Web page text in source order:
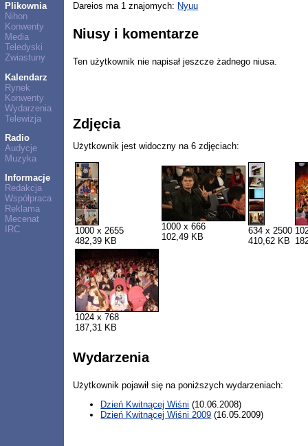
Plikownia
Nihon
Konwenty
Media
Teledyski
Zwiastuny
Kalendarz
Rynek
Konwenty
Wydarzenia
Telewizja
Radio
Audycje
Muzyka
Informacje
Redakcja
Współpraca
Reklama
Mecenat
IRC
Dareios ma 1 znajomych: Nyuu
Niusy i komentarze
Ten użytkownik nie napisał jeszcze żadnego niusa.
Zdjęcia
Użytkownik jest widoczny na 6 zdjęciach:
1000 x 2655
482,39 KB
1000 x 666
102,49 KB
634 x 2500
410,62 KB
1024 x 768
187,31 KB
Wydarzenia
Użytkownik pojawił się na poniższych wydarzeniach:
Dzień Kwitnącej Wiśni (10.06.2008)
Dzień Kwitnącej Wiśni 2009 (16.05.2009)